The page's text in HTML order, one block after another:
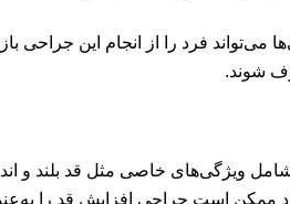
می‌تواند فرد را از انجام این جراحی
شوند.
شامل ویژگی‌های خاصی مثل قد بلند و
ممکن است جراحی افزایش قد را